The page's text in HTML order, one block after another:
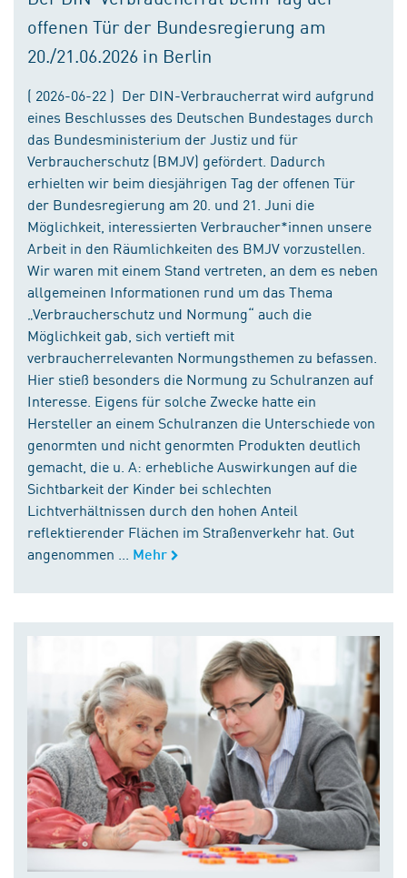
offenen Tür der Bundesregierung am
20./21.06.2026 in Berlin
( 2026-06-22 ) Der DIN-Verbraucherrat wird aufgrund
eines Beschlusses des Deutschen Bundestages durch
das Bundesministerium der Justiz und für
Verbraucherschutz (BMJV) gefördert. Dadurch
erhielten wir beim diesjährigen Tag der offenen Tür
der Bundesregierung am 20. und 21. Juni die
Möglichkeit, interessierten Verbraucher*innen unsere
Arbeit in den Räumlichkeiten des BMJV vorzustellen.
Wir waren mit einem Stand vertreten, an dem es neben
allgemeinen Informationen rund um das Thema
„Verbraucherschutz und Normung“ auch die
Möglichkeit gab, sich vertieft mit
verbraucherrelevanten Normungsthemen zu befassen.
Hier stieß besonders die Normung zu Schulranzen auf
Interesse. Eigens für solche Zwecke hatte ein
Hersteller an einem Schulranzen die Unterschiede von
genormten und nicht genormten Produkten deutlich
gemacht, die u. A: erhebliche Auswirkungen auf die
Sichtbarkeit der Kinder bei schlechten
Lichtverhältnissen durch den hohen Anteil
reflektierender Flächen im Straßenverkehr hat. Gut
angenommen ...
Mehr